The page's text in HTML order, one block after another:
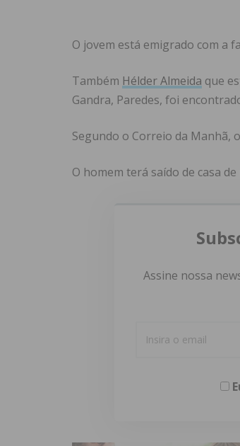
O jovem está emigrado com a
Também Hélder Almeida que
Gandra, Paredes, foi
Segundo o Correio da Manhã,
O homem terá saído de casa
Assine nossa